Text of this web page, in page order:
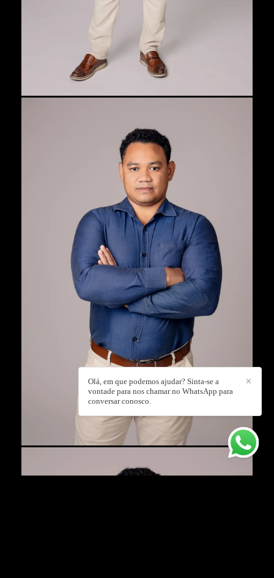
✕
Olá, em que podemos ajudar? Sinta-se a
vontade para nos chamar no WhatsApp para
conversar conosco.